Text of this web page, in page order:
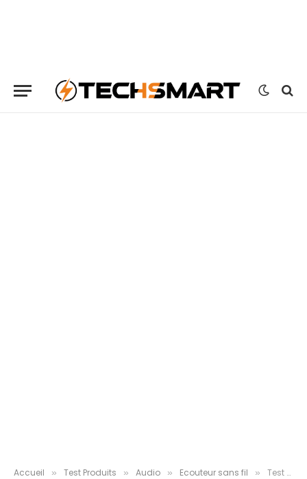
Accueil » Test Produits » Audio » Ecouteur sans fil » Test JBL Tour Pro 3 : Est ce le meilleur choix pour ce budget ?